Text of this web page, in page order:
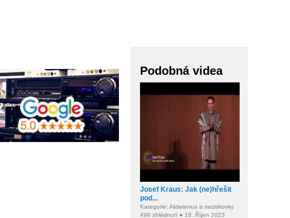
Podobná videa
Josef Kraus: Jak (ne)hřešit
pod...
Kategorie: Aktivismus a neziskovky
498 zhlédnutí ● 16. Říjen 2023